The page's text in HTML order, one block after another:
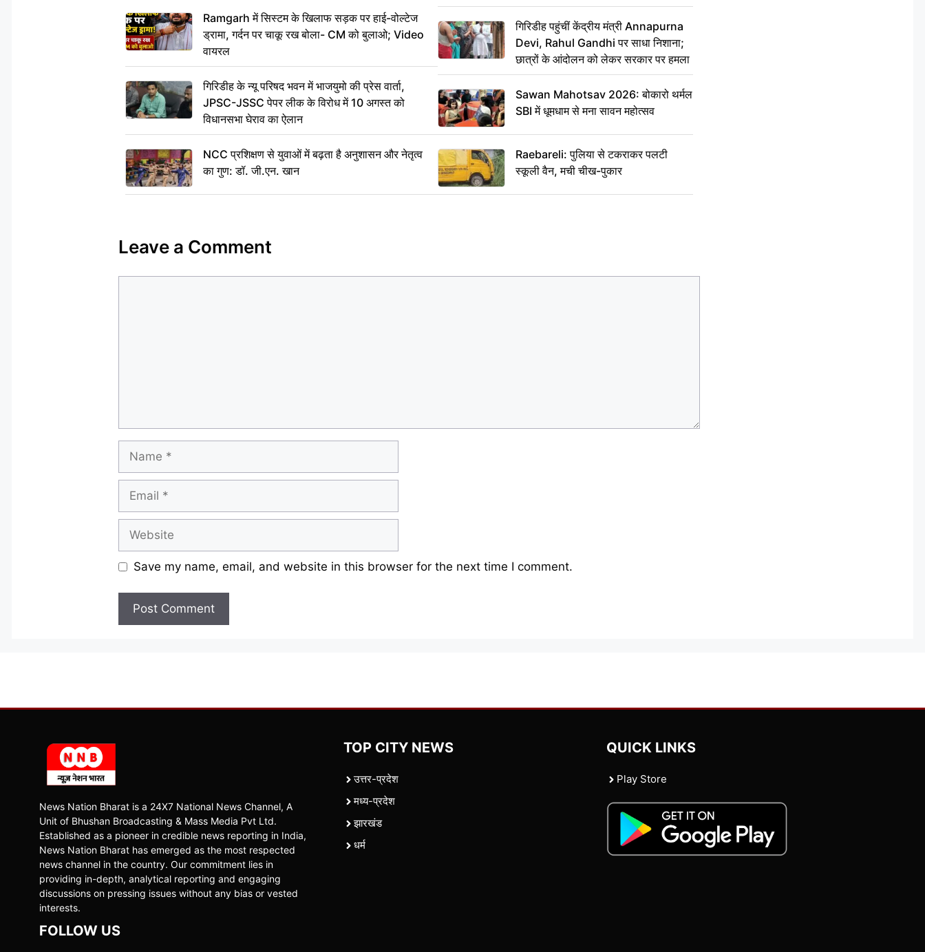
Ramgarh में सिस्टम के खिलाफ सड़क पर हाई-वोल्टेज
ड्रामा, गर्दन पर चाकू रख बोला- CM को बुलाओ; Video
वायरल
गिरिडीह के न्यू परिषद भवन में भाजयुमो की प्रेस वार्ता,
JPSC-JSSC पेपर लीक के विरोध में 10 अगस्त को
विधानसभा घेराव का ऐलान
NCC प्रशिक्षण से युवाओं में बढ़ता है अनुशासन और नेतृत्व
का गुण: डॉ. जी.एन. खान
गिरिडीह पहुंचीं केंद्रीय मंत्री Annapurna
Devi, Rahul Gandhi पर साधा निशाना;
छात्रों के आंदोलन को लेकर सरकार पर हमला
Sawan Mahotsav 2026: बोकारो थर्मल
SBI में धूमधाम से मना सावन महोत्सव
Raebareli: पुलिया से टकराकर पलटी
स्कूली वैन, मची चीख-पुकार
Leave a Comment
Save my name, email, and website in this browser for the next time I comment.
News Nation Bharat is a 24X7 National News Channel, A
Unit of Bhushan Broadcasting & Mass Media Pvt Ltd.
Established as a pioneer in credible news reporting in India,
News Nation Bharat has emerged as the most respected
news channel in the country. Our commitment lies in
providing in-depth, analytical reporting and engaging
discussions on pressing issues without any bias or vested
interests.
FOLLOW US
TOP CITY NEWS
उत्तर-प्रदेश
मध्य-प्रदेश
झारखंड
धर्म
QUICK LINKS
Play Store